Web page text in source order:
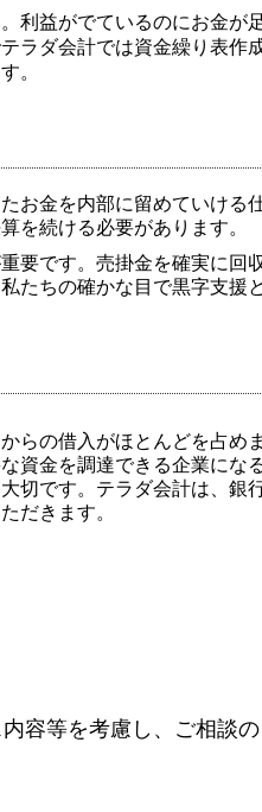
利益がでているのにお金が
ラダ会計では資金繰り表作
。
お金を内部に留めていける
を続ける必要があります。
要です。売掛金を確実に回
たちの確かな目で黒字支援
らの借入がほとんどを占め
資金を調達できる企業にな
切です。テラダ会計は、銀
だきます。
容等を考慮し、ご相談の